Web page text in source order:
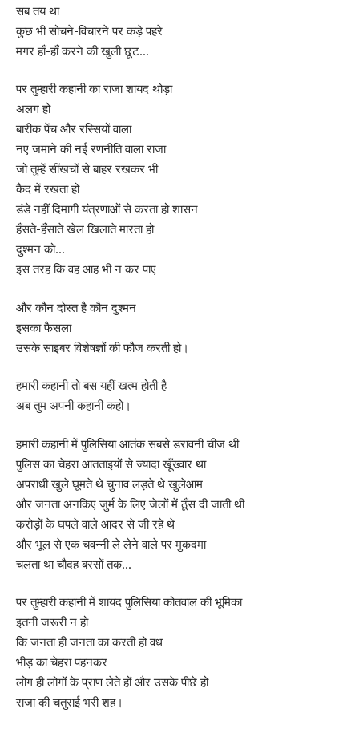
सब तय था
कुछ भी सोचने-विचारने पर कड़े पहरे
मगर हाँ-हाँ करने की खुली छूट…
पर तुम्हारी कहानी का राजा शायद थोड़ा
अलग हो
बारीक पेंच और रस्सियों वाला
नए जमाने की नई रणनीति वाला राजा
जो तुम्हें सींखचों से बाहर रखकर भी
कैद में रखता हो
डंडे नहीं दिमागी यंत्रणाओं से करता हो शासन
हँसते-हँसाते खेल खिलाते मारता हो
दुश्मन को…
इस तरह कि वह आह भी न कर पाए
और कौन दोस्त है कौन दुश्मन
इसका फैसला
उसके साइबर विशेषज्ञों की फौज करती हो।
हमारी कहानी तो बस यहीं खत्म होती है
अब तुम अपनी कहानी कहो।
हमारी कहानी में पुलिसिया आतंक सबसे डरावनी चीज थी
पुलिस का चेहरा आतताइयों से ज्यादा खूँख्वार था
अपराधी खुले घूमते थे चुनाव लड़ते थे खुलेआम
और जनता अनकिए जुर्म के लिए जेलों में ठूँस दी जाती थी
करोड़ों के घपले वाले आदर से जी रहे थे
और भूल से एक चवन्नी ले लेने वाले पर मुकदमा
चलता था चौदह बरसों तक…
पर तुम्हारी कहानी में शायद पुलिसिया कोतवाल की भूमिका
इतनी जरूरी न हो
कि जनता ही जनता का करती हो वध
भीड़ का चेहरा पहनकर
लोग ही लोगों के प्राण लेते हों और उसके पीछे हो
राजा की चतुराई भरी शह।